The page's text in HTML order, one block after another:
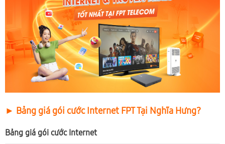
► Bảng giá gói cước Internet FPT Tại Nghĩa Hưng?
Bảng giá gói cước Internet